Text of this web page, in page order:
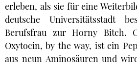
erleben, als sie für eine
deutsche Universitätsstadt
Berufsfrau zur Horny Bitch.
Oxytocin, by the way, ist ein
aus neun Aminosäuren und